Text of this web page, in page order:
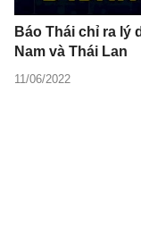
Báo Thái chỉ ra lý
Nam và Thái Lan
11/06/2022